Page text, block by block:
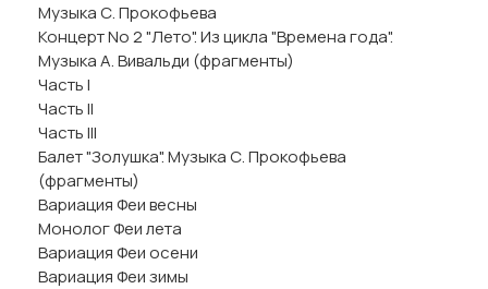
Музыка С. Прокофьева
Концерт No 2 "Лето". Из цикла "Времена года".
Музыка А. Вивальди (фрагменты)
Часть I
Часть II
Часть III
Балет "Золушка". Музыка С. Прокофьева
(фрагменты)
Вариация Феи весны
Монолог Феи лета
Вариация Феи осени
Вариация Феи зимы